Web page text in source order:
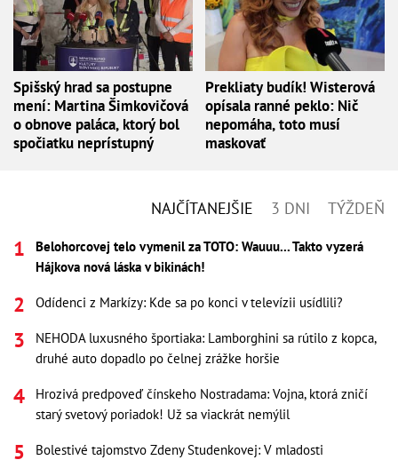
Spišský hrad sa postupne
mení: Martina Šimkovičová
o obnove paláca, ktorý bol
spočiatku neprístupný
Prekliaty budík! Wisterová
opísala ranné peklo: Nič
nepomáha, toto musí
maskovať
NAJČÍTANEJŠIE 3 DNI TÝŽDEŇ
Belohorcovej telo vymenil za TOTO: Wauuu... Takto vyzerá
Hájkova nová láska v bikinách!
Odídenci z Markízy: Kde sa po konci v televízii usídlili?
NEHODA luxusného športiaka: Lamborghini sa rútilo z kopca,
druhé auto dopadlo po čelnej zrážke horšie
Hrozivá predpoveď čínskeho Nostradama: Vojna, ktorá zničí
starý svetový poriadok! Už sa viackrát nemýlil
Bolestivé tajomstvo Zdeny Studenkovej: V mladosti